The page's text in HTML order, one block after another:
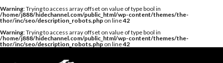
Warning: Trying to access array offset on value of type bool in
/home/j888/hidechannel.com/public_html/wp-content/themes/the-
thor/inc/seo/description_robots.php on line42
Warning: Trying to access array offset on value of type bool in
/home/j888/hidechannel.com/public_html/wp-content/themes/the-
thor/inc/seo/description_robots.php on line42